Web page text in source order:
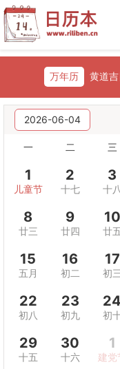
万年历 黄道吉
2026-06-04
一 二 三
1
儿童节
2
十七
3
十八
8
廿三
9
廿四
10
廿
15
五月
16
初二
17
初
22
初八
23
初九
24
初
29
十五
30
十六
1
建党